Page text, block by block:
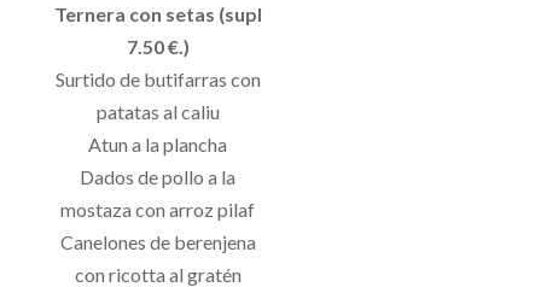
Ternera con setas (supl
7.50 €.)
Surtido de butifarras con
patatas al caliu
Atun a la plancha
Dados de pollo a la
mostaza con arroz pilaf
Canelones de berenjena
con ricotta al gratén